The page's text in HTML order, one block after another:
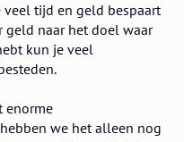
veel tijd en geld bespaart
geld naar het doel waar
kun je veel
enorme
we het alleen nog